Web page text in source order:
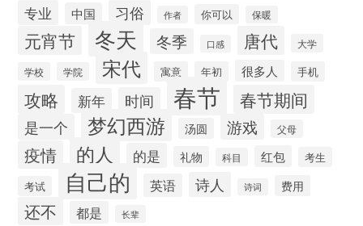
专业 中国 习俗 作者 你可以 保暖
元宵节 冬天 冬季 口感 唐代 大学
学校 学院 宋代 寓意 年初 很多人 手机
攻略 新年 时间 春节 春节期间
是一个 梦幻西游 汤圆 游戏 父母
疫情 的人 的是 礼物 科目 红包
考生
考试
自己的 英语 诗人 诗词 费用
还不 都是 长辈